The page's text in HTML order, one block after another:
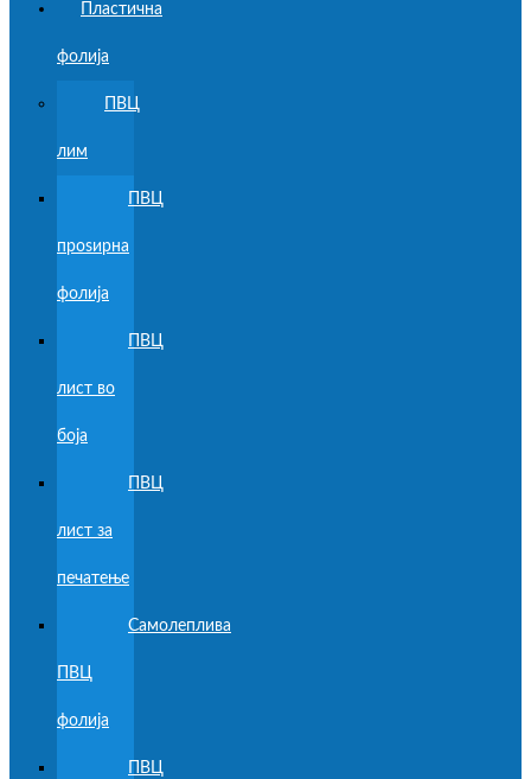
Пластична
фолија
ПВЦ
лим
ПВЦ
проѕирна
фолија
ПВЦ
лист во
боја
ПВЦ
лист за
печатење
Самолеплива
ПВЦ
фолија
ПВЦ